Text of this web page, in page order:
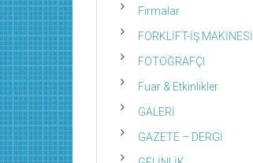
Firmalar
FORKLİFT-İŞ MAKİNESİ
FOTOĞRAFÇI
Fuar & Etkinlikler
GALERİ
GAZETE – DERGİ